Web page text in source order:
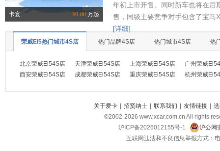
卡宴 91.80万起
年初上市开售。同时新车也将在后
售，同级主要竞争对手包含了宝马
[详细]
荣威Ei5热门城市4S店 热门品牌4S店 热门城市4S店 热
北京荣威Ei54S店 天津荣威Ei54S店 上海荣威Ei54S店
广州荣威
西安荣威Ei54S店
成都荣威Ei54S店 重庆荣威Ei54S店 杭州荣威
关于爱卡 | 招贤纳士 | 联系我们 | 友情链接 |
©2002-2026 www.xcar.com.cn All rights
沪ICP备2026012155号-1
沪公网
互联网违法和不良信息举报方式：